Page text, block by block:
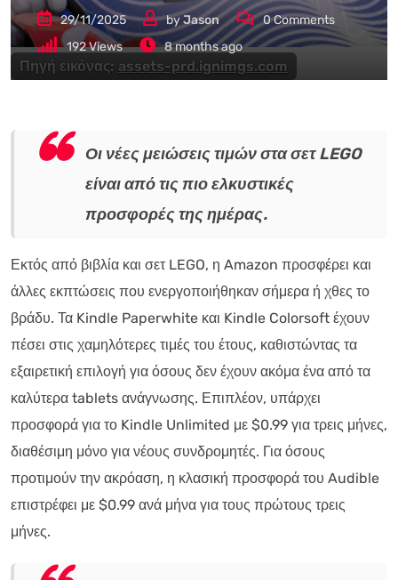
Πηγή εικόνας: assets-prd.ignimgs.com
29/11/2025 byJason 0Comments
192Views 8 months ago
Οι νέες μειώσεις τιμών στα σετ LEGO
είναι από τις πιο ελκυστικές
προσφορές της ημέρας.
Εκτός από βιβλία και σετ LEGO, η Amazon προσφέρει και
άλλες εκπτώσεις που ενεργοποιήθηκαν σήμερα ή χθες το
βράδυ. Τα Kindle Paperwhite και Kindle Colorsoft έχουν
πέσει στις χαμηλότερες τιμές του έτους, καθιστώντας τα
εξαιρετική επιλογή για όσους δεν έχουν ακόμα ένα από τα
καλύτερα tablets ανάγνωσης. Επιπλέον, υπάρχει
προσφορά για το Kindle Unlimited με $0.99 για τρεις μήνες,
διαθέσιμη μόνο για νέους συνδρομητές. Για όσους
προτιμούν την ακρόαση, η κλασική προσφορά του Audible
επιστρέφει με $0.99 ανά μήνα για τους πρώτους τρεις
μήνες.